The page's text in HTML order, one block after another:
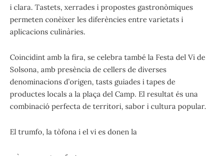
i clara. Tastets, xerrades i propostes gastronòmiques
permeten conèixer les diferències entre varietats i
aplicacions culinàries.
Coincidint amb la fira, se celebra també la Festa del Vi de
Solsona, amb presència de cellers de diverses
denominacions d’origen, tasts guiades i tapes de
productes locals a la plaça del Camp. El resultat és una
combinació perfecta de territori, sabor i cultura popular.
El trumfo, la tòfona i el vi es donen la